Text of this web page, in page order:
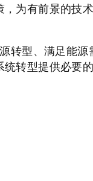
为有前景的技
转型、满足能
转型提供必要